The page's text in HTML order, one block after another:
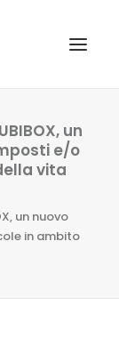
un
e/o
vita
un nuovo
in ambito